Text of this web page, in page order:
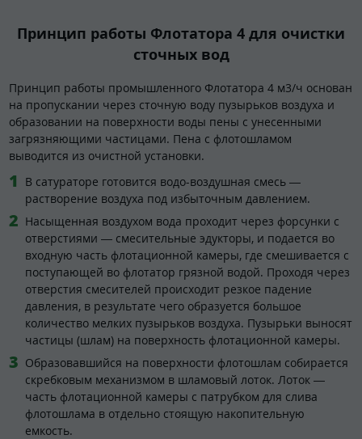
Принцип работы Флотатора 4 для очистки
сточных вод
Принцип работы промышленного Флотатора 4 м3/ч основан
на пропускании через сточную воду пузырьков воздуха и
образовании на поверхности воды пены с унесенными
загрязняющими частицами. Пена с флотошламом
выводится из очистной установки.
В сатураторе готовится водо-воздушная смесь —
растворение воздуха под избыточным давлением.
Насыщенная воздухом вода проходит через форсунки с
отверстиями — смесительные эдукторы, и подается во
входную часть флотационной камеры, где смешивается с
поступающей во флотатор грязной водой. Проходя через
отверстия смесителей происходит резкое падение
давления, в результате чего образуется большое
количество мелких пузырьков воздуха. Пузырьки выносят
частицы (шлам) на поверхность флотационной камеры.
Образовавшийся на поверхности флотошлам собирается
скребковым механизмом в шламовый лоток. Лоток —
часть флотационной камеры с патрубком для слива
флотошлама в отдельно стоящую накопительную
емкость.